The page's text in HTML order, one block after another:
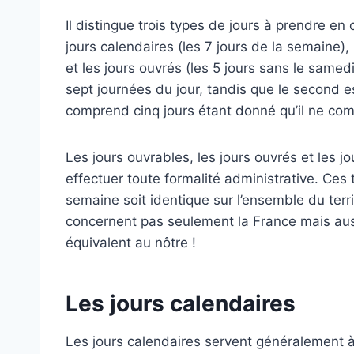
Il distingue trois types de jours à prendre en
jours calendaires (les 7 jours de la
et les jours ouvrés (les 5 jours sans le
sept journées du jour, tandis que le second
comprend cinq jours étant donné qu’il ne
Les jours ouvrables, les jours ouvrés et les
effectuer toute formalité administrative.
semaine soit identique sur l’ensemble du
concernent pas seulement la France mais
équivalent au nôtre !
Les jours calendaires
Les jours calendaires servent généralement